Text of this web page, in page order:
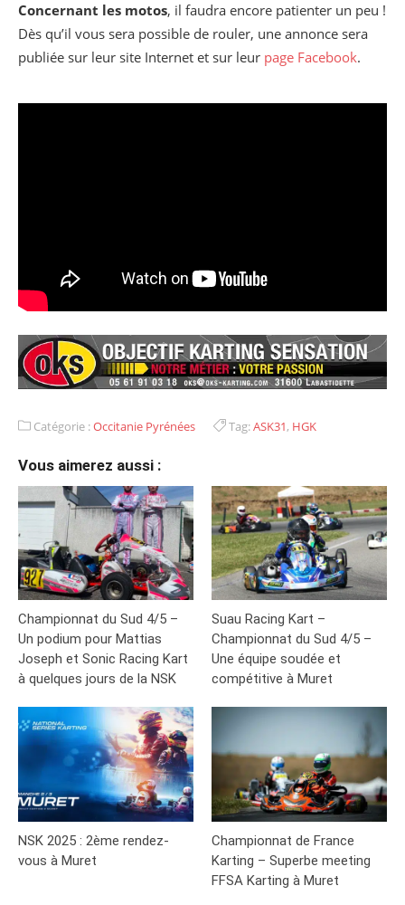
Concernant les motos, il faudra encore patienter un peu !
Dès qu’il vous sera possible de rouler, une annonce sera
publiée sur leur site Internet et sur leur page Facebook.
Catégorie :Occitanie Pyrénées Tag:ASK31, HGK
Vous aimerez aussi :
Championnat du Sud 4/5 –
Un podium pour Mattias
Joseph et Sonic Racing Kart
à quelques jours de la NSK
Suau Racing Kart –
Championnat du Sud 4/5 –
Une équipe soudée et
compétitive à Muret
NSK 2025 : 2ème rendez-
vous à Muret
Championnat de France
Karting – Superbe meeting
FFSA Karting à Muret